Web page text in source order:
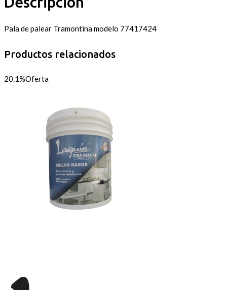
Pala de palear Tramontina modelo 77417424
Productos relacionados
20.1%Oferta